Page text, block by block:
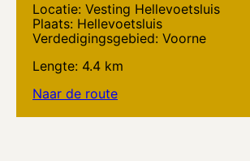
Locatie: Vesting Hellevoetsluis
Plaats: Hellevoetsluis
Verdedigingsgebied: Voorne
Lengte: 4.4 km
Naar de route